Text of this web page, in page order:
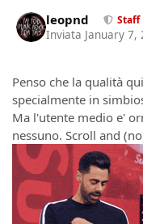
leopnd Staff
Inviata January 7,
Penso che la qualità
specialmente in
Ma l'utente medio e'
nessuno. Scroll and